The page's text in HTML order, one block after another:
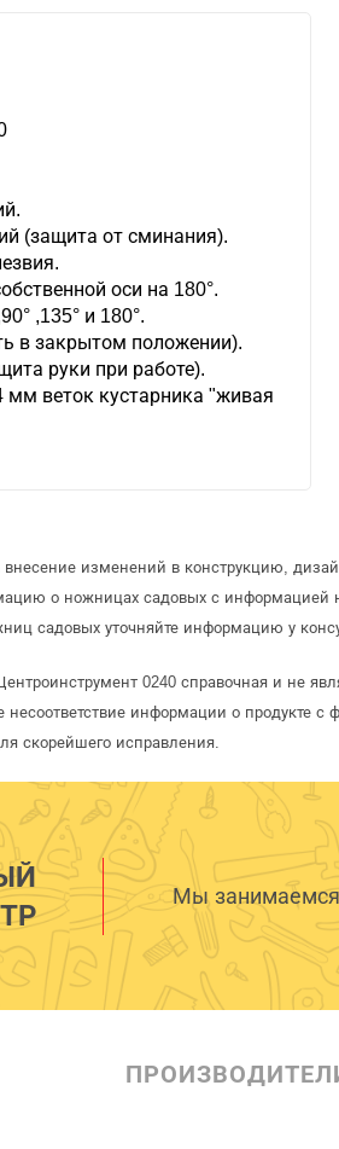
(защита от сминания).
оси на 180°.
,135° и 180°.
в закрытом положении).
руки при работе).
мм веток кустарника "живая
внесение изменений в конструкцию,
о ножницах садовых с
садовых уточняйте информацию у
0240 справочная и не
информации о продукте
скорейшего исправления.
Мы занимаемся